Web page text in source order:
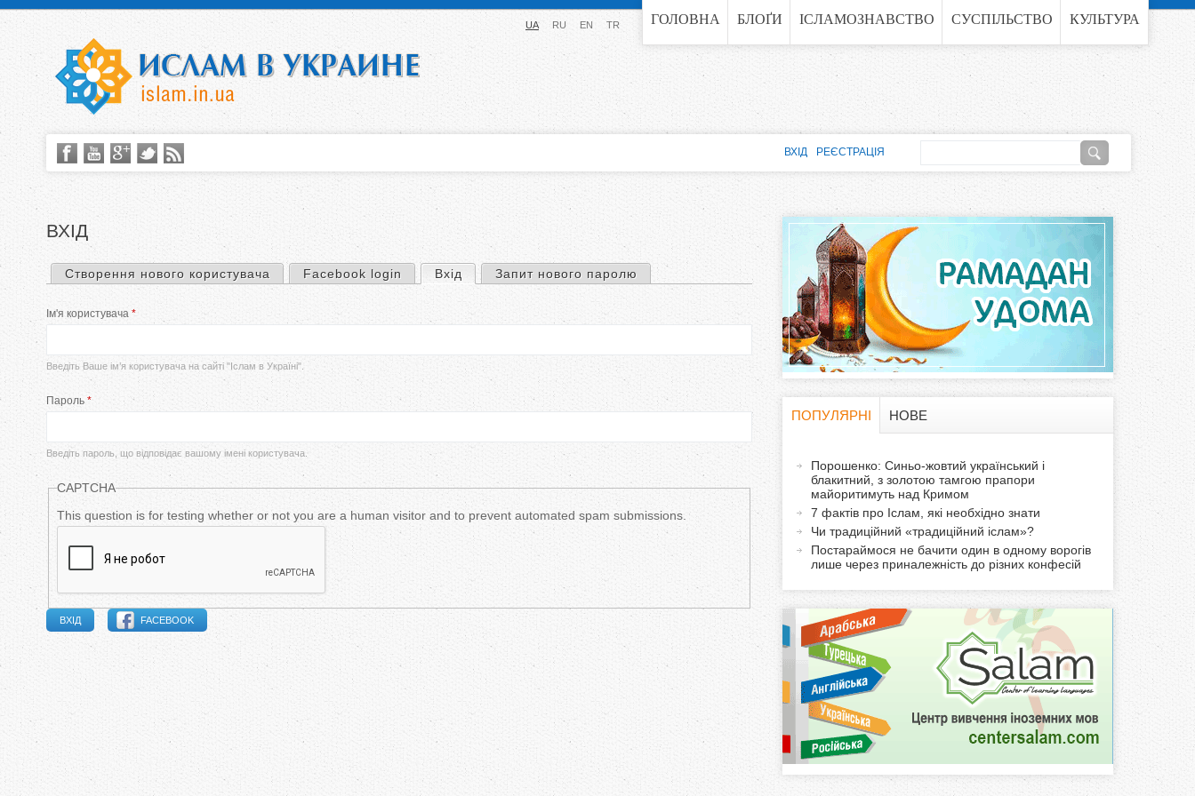
Jump to navigation ГОЛОВНА БЛОҐИ ІСЛАМОЗНАВСТВО СУСПІЛЬСТВО КУЛЬТУРА
UA RU EN TR
ВХІД
р
в
н
н
в
к
д
Створення нового користувача Facebook login Вхід (активна вкладка)
Запит нового паролю
Ім'я користувача *
Введіть Ваше ім’я користувача на сайті "Іслам в Україні".
Пароль *
Введіть пароль, що відповідає вашому імені користувача.
CAPTCHA
This question is for testing whether or not you are a human visitor and to prevent automated spam submissions.
FACEBOOK
П
о
к
о
в
а
ф
о
р
м
о
ВХІД РЕЄСТРАЦІЯ
o
a
l
ПОПУЛЯРНІ
в
а
НОВЕ
Порошенко: Синьо-жовтий український і
блакитний, з золотою тамгою прапори
майоритимуть над Кримом
7 фактів про Іслам, які необхідно знати
Чи традиційний «традиційний іслам»?
Постараймося не бачити один в одному ворогів
лише через приналежність до різних конфесій